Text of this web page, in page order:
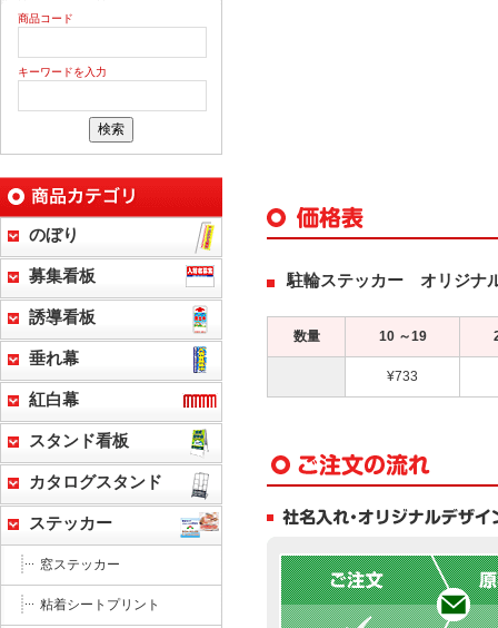
駐輪ステッカー オリジナ
数量 10 ～19
¥733
商品コード
キーワードを入力
のぼり
募集看板
誘導看板
垂れ幕
紅白幕
スタンド看板
カタログスタンド
ステッカー
窓ステッカー
粘着シートプリント